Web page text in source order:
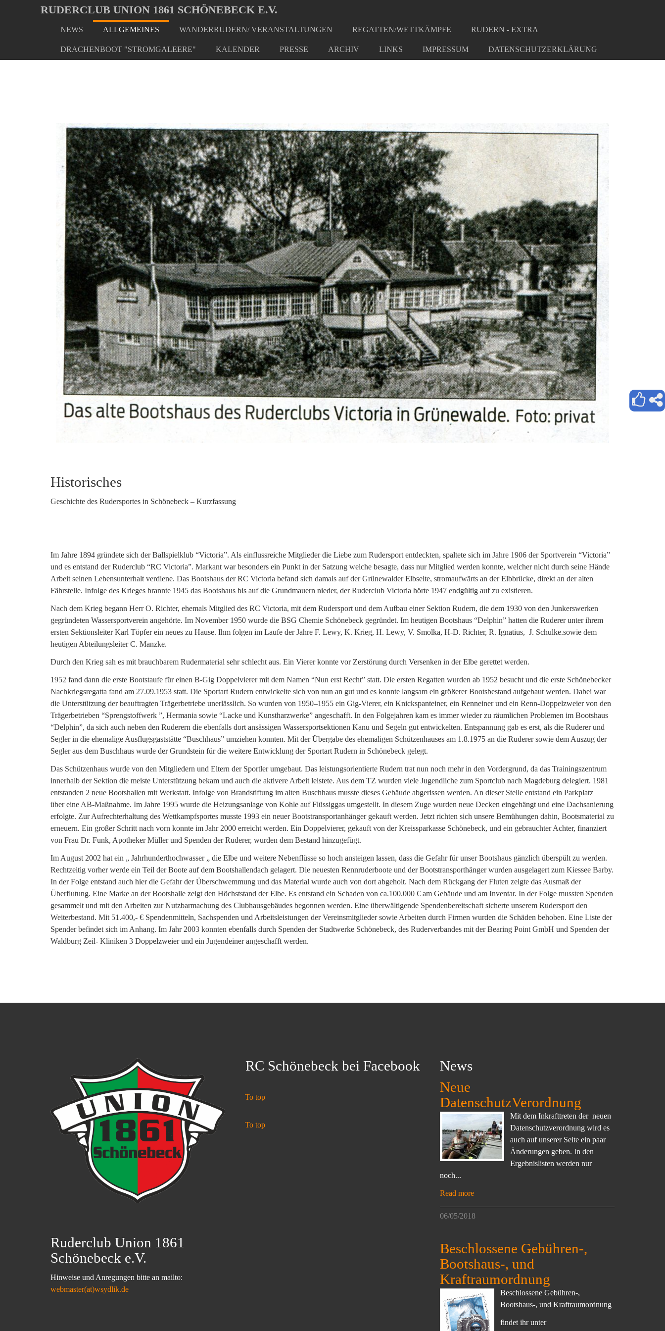
Oops, an error occurred! Code: 2026080610174551efbb5d
main
RUDERCLUB UNION 1861 SCHÖNEBECK E.V.
NEWS ALLGEMEINES WANDERRUDERN/ VERANSTALTUNGEN REGATTEN/WETTKÄMPFE RUDERN - EXTRA
DRACHENBOOT "STROMGALEERE" KALENDER PRESSE ARCHIV LINKS IMPRESSUM DATENSCHUTZERKLÄRUNG
here:
Historisches
Geschichte des Rudersportes in Schönebeck – Kurzfassung
Im Jahre 1894 gründete sich der Ballspielklub “Victoria”. Als einflussreiche Mitglieder die Liebe zum Rudersport entdeckten, spaltete sich im Jahre 1906 der Sportverein “Victoria”
und es entstand der Ruderclub “RC Victoria”. Markant war besonders ein Punkt in der Satzung welche besagte, dass nur Mitglied werden konnte, welcher nicht durch seine Hände
Arbeit seinen Lebensunterhalt verdiene. Das Bootshaus der RC Victoria befand sich damals auf der Grünewalder Elbseite, stromaufwärts an der Elbbrücke, direkt an der alten
Fährstelle. Infolge des Krieges brannte 1945 das Bootshaus bis auf die Grundmauern nieder, der Ruderclub Victoria hörte 1947 endgültig auf zu existieren.
Nach dem Krieg begann Herr O. Richter, ehemals Mitglied des RC Victoria, mit dem Rudersport und dem Aufbau einer Sektion Rudern, die dem 1930 von den Junkerswerken
gegründeten Wassersportverein angehörte. Im November 1950 wurde die BSG Chemie Schönebeck gegründet. Im heutigen Bootshaus “Delphin” hatten die Ruderer unter ihrem
ersten Sektionsleiter Karl Töpfer ein neues zu Hause. Ihm folgen im Laufe der Jahre F. Lewy, K. Krieg, H. Lewy, V. Smolka, H-D. Richter, R. Ignatius, J. Schulke.sowie dem
heutigen Abteilungsleiter C. Manzke.
Durch den Krieg sah es mit brauchbarem Rudermaterial sehr schlecht aus. Ein Vierer konnte vor Zerstörung durch Versenken in der Elbe gerettet werden.
1952 fand dann die erste Bootstaufe für einen B-Gig Doppelvierer mit dem Namen “Nun erst Recht” statt. Die ersten Regatten wurden ab 1952 besucht und die erste Schönebecker
Nachkriegsregatta fand am 27.09.1953 statt. Die Sportart Rudern entwickelte sich von nun an gut und es konnte langsam ein größerer Bootsbestand aufgebaut werden. Dabei war
die Unterstützung der beauftragten Trägerbetriebe unerlässlich. So wurden von 1950–1955 ein Gig-Vierer, ein Knickspanteiner, ein Renneiner und ein Renn-Doppelzweier von den
Trägerbetrieben “Sprengstoffwerk ”, Hermania sowie “Lacke und Kunstharzwerke” angeschafft. In den Folgejahren kam es immer wieder zu räumlichen Problemen im Bootshaus
“Delphin”, da sich auch neben den Ruderern die ebenfalls dort ansässigen Wassersportsektionen Kanu und Segeln gut entwickelten. Entspannung gab es erst, als die Ruderer und
Segler in die ehemalige Ausflugsgaststätte “Buschhaus” umziehen konnten. Mit der Übergabe des ehemaligen Schützenhauses am 1.8.1975 an die Ruderer sowie dem Auszug der
Segler aus dem Buschhaus wurde der Grundstein für die weitere Entwicklung der Sportart Rudern in Schönebeck gelegt.
Das Schützenhaus wurde von den Mitgliedern und Eltern der Sportler umgebaut. Das leistungsorientierte Rudern trat nun noch mehr in den Vordergrund, da das Trainingszentrum
innerhalb der Sektion die meiste Unterstützung bekam und auch die aktivere Arbeit leistete. Aus dem TZ wurden viele Jugendliche zum Sportclub nach Magdeburg delegiert. 1981
entstanden 2 neue Bootshallen mit Werkstatt. Infolge von Brandstiftung im alten Buschhaus musste dieses Gebäude abgerissen werden. An dieser Stelle entstand ein Parkplatz
über eine AB-Maßnahme. Im Jahre 1995 wurde die Heizungsanlage von Kohle auf Flüssiggas umgestellt. In diesem Zuge wurden neue Decken eingehängt und eine Dachsanierung
erfolgte. Zur Aufrechterhaltung des Wettkampfsportes musste 1993 ein neuer Bootstransportanhänger gekauft werden. Jetzt richten sich unsere Bemühungen dahin, Bootsmaterial zu
erneuern. Ein großer Schritt nach vorn konnte im Jahr 2000 erreicht werden. Ein Doppelvierer, gekauft von der Kreissparkasse Schönebeck, und ein gebrauchter Achter, finanziert
von Frau Dr. Funk, Apotheker Müller und Spenden der Ruderer, wurden dem Bestand hinzugefügt.
Im August 2002 hat ein „ Jahrhunderthochwasser „ die Elbe und weitere Nebenflüsse so hoch ansteigen lassen, dass die Gefahr für unser Bootshaus gänzlich überspült zu werden.
Rechtzeitig vorher werde ein Teil der Boote auf dem Bootshallendach gelagert. Die neuesten Rennruderboote und der Bootstransporthänger wurden ausgelagert zum Kiessee Barby.
In der Folge entstand auch hier die Gefahr der Überschwemmung und das Material wurde auch von dort abgeholt. Nach dem Rückgang der Fluten zeigte das Ausmaß der
Überflutung. Eine Marke an der Bootshalle zeigt den Höchststand der Elbe. Es entstand ein Schaden von ca.100.000 € am Gebäude und am Inventar. In der Folge mussten Spenden
gesammelt und mit den Arbeiten zur Nutzbarmachung des Clubhausgebäudes begonnen werden. Eine überwältigende Spendenbereitschaft sicherte unserem Rudersport den
Weiterbestand. Mit 51.400,- € Spendenmitteln, Sachspenden und Arbeitsleistungen der Vereinsmitglieder sowie Arbeiten durch Firmen wurden die Schäden behoben. Eine Liste der
Spender befindet sich im Anhang. Im Jahr 2003 konnten ebenfalls durch Spenden der Stadtwerke Schönebeck, des Ruderverbandes mit der Bearing Point GmbH und Spenden der
Waldburg Zeil- Kliniken 3 Doppelzweier und ein Jugendeiner angeschafft werden.
Ruderclub Union 1861
Schönebeck e.V.
Hinweise und Anregungen bitte an mailto:
webmaster(at)wsydlik.de
RC Schönebeck bei Facebook
To top
To top
News
Neue
DatenschutzVerordnung
Mit dem Inkrafttreten der neuen
Datenschutzverordnung wird es
auch auf unserer Seite ein paar
Änderungen geben. In den
Ergebnislisten werden nur
noch...
Read more
06/05/2018
Beschlossene Gebühren-,
Bootshaus-, und
Kraftraumordnung
Beschlossene Gebühren-,
Bootshaus-, und Kraftraumordnung
findet ihr unter